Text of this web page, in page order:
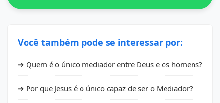
Você também pode se interessar por:
➔ Quem é o único mediador entre Deus e os homens?
➔ Por que Jesus é o único capaz de ser o Mediador?